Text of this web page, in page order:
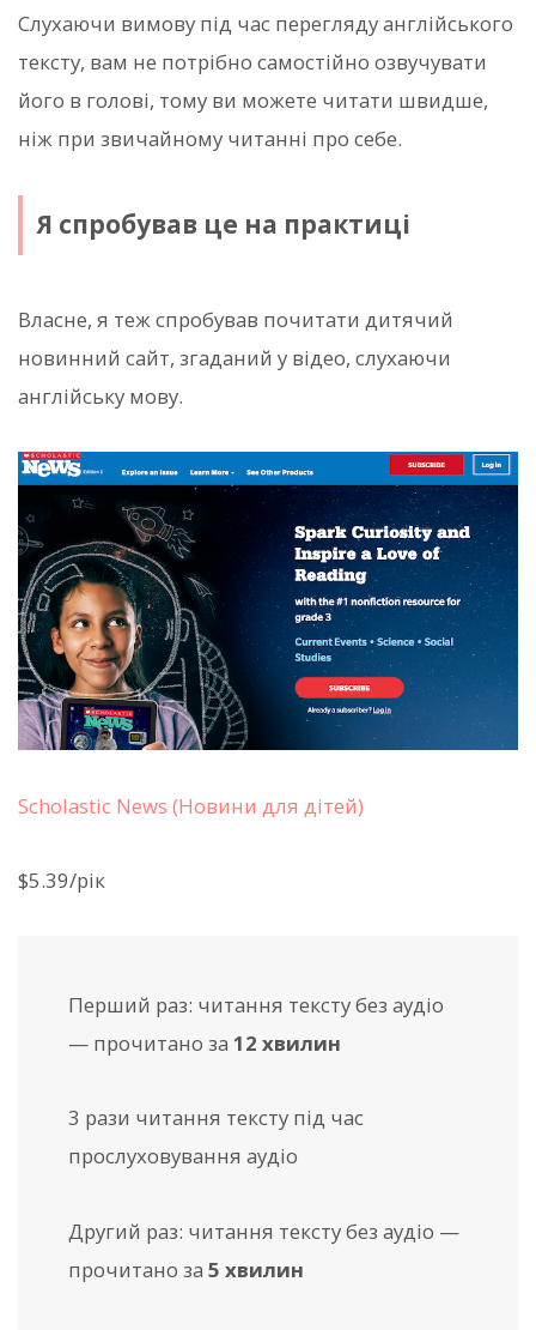
Слухаючи вимову під час перегляду англійського
тексту, вам не потрібно самостійно озвучувати
його в голові, тому ви можете читати швидше,
ніж при звичайному читанні про себе.
Я спробував це на практиці
Власне, я теж спробував почитати дитячий
новинний сайт, згаданий у відео, слухаючи
англійську мову.
Scholastic News (Новини для дітей)
$5.39/рік
Перший раз: читання тексту без аудіо
— прочитано за 12 хвилин
3 рази читання тексту під час
прослуховування аудіо
Другий раз: читання тексту без аудіо —
прочитано за 5 хвилин